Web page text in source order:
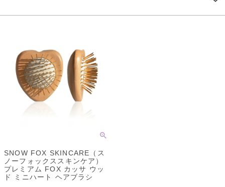
SNOW FOX SKINCARE（ス
ノーフォックススキンケア）
プレミアム FOX カッサ ウッ
ド ミニハート ヘアブラシ